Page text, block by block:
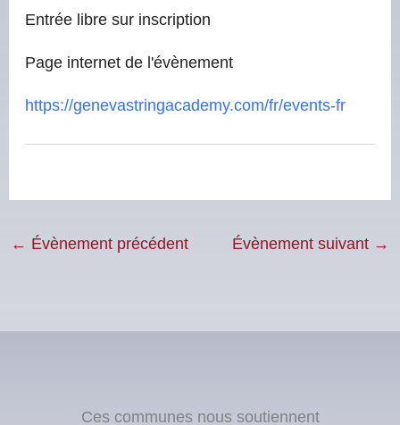
Entrée libre sur inscription
Page internet de l'évènement
https://genevastringacademy.com/fr/events-fr
← Évènement précédent Évènement suivant →
Ces communes nous soutiennent